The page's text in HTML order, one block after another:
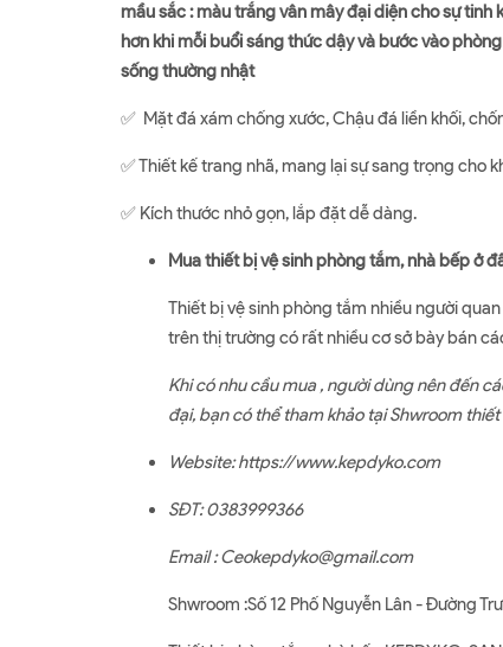
mầu sắc : màu trắng vân mây đại diện cho sự tinh
hơn khi mỗi buổi sáng thức dậy và bước vào
sống thường nhật
✅ Mặt đá xám chống xước, Chậu đá liền khối,
✅ Thiết kế trang nhã, mang lại sự sang trọng cho
✅ Kích thước nhỏ gọn, lắp đặt dễ dàng.
Mua thiết bị vệ sinh phòng tắm, nhà bếp ở
Thiết bị vệ sinh phòng tắm nhiều người
trên thị trường có rất nhiều cơ sở bày bán
Khi có nhu cầu mua , người dùng nên đến
đại, bạn có thể tham khảo tại Shwroom
Website: https://www.kepdyko.com
SĐT: 0383999366
Email : Ceokepdyko@gmail.com
Shwroom :Số 12 Phố Nguyễn Lân - Đường